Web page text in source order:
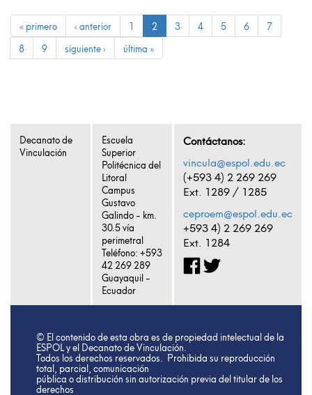
« primero ‹ anterior 1 2 3 4 5 6
7
8
9 siguiente › última »
Decanato de
Vinculación
Escuela
Superior
Politécnica del
Litoral
Campus
Gustavo
Galindo - km.
30.5 vía
perimetral
Teléfono: +593
42 269 289
Guayaquil -
Ecuador
Contáctanos:
vincula@espol.edu.ec
(+593 4) 2 269 269
Ext. 1289 / 1285
ceproem@espol.edu.ec
+593 4) 2 269 269
Ext. 1284
© El contenido de esta obra es de propiedad intelectual de la
ESPOL y el Decanato de Vinculación.
Todos los derechos reservados. Prohibida su reproducción
total, parcial, comunicación
pública o distribución sin autorización previa del titular de los
derechos